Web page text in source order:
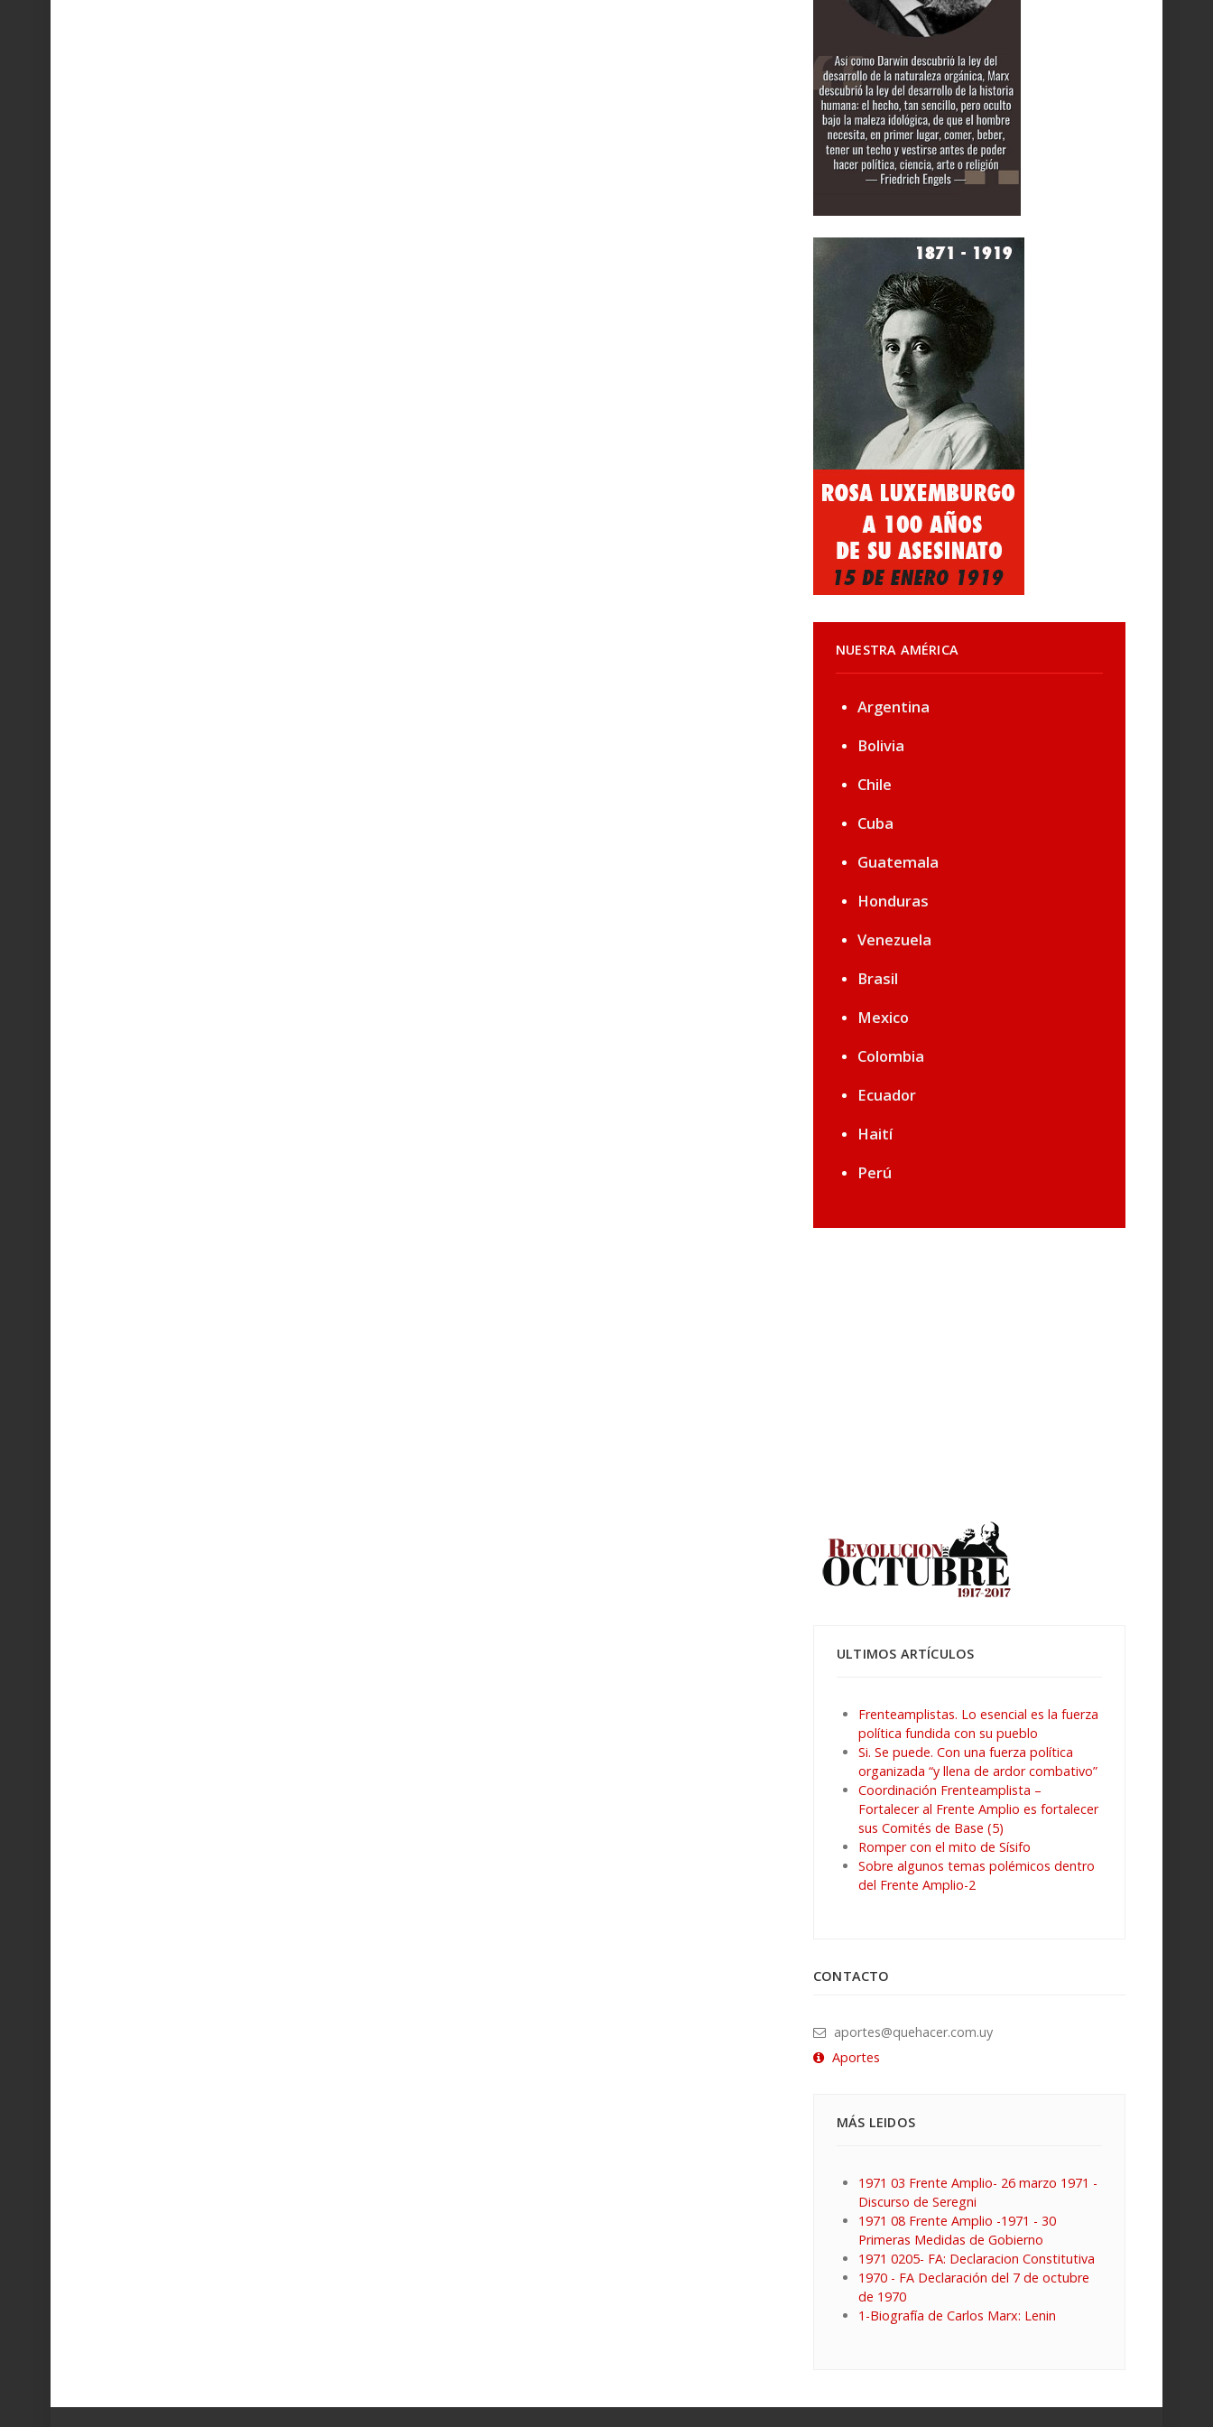
NUESTRA AMÉRICA
Argentina
Bolivia
Chile
Cuba
Guatemala
Honduras
Venezuela
Brasil
Mexico
Colombia
Ecuador
Haití
Perú
ULTIMOS ARTÍCULOS
Frenteamplistas. Lo esencial es la fuerza
política fundida con su pueblo
Si. Se puede. Con una fuerza política
organizada “y llena de ardor combativo”
Coordinación Frenteamplista –
Fortalecer al Frente Amplio es fortalecer
sus Comités de Base (5)
Romper con el mito de Sísifo
Sobre algunos temas polémicos dentro
del Frente Amplio-2
CONTACTO
aportes@quehacer.com.uy
Aportes
MÁS LEIDOS
1971 03 Frente Amplio- 26 marzo 1971 -
Discurso de Seregni
1971 08 Frente Amplio -1971 - 30
Primeras Medidas de Gobierno
1971 0205- FA: Declaracion Constitutiva
1970 - FA Declaración del 7 de octubre
de 1970
1-Biografía de Carlos Marx: Lenin